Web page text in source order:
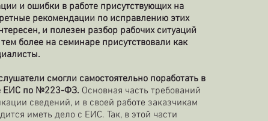
и ошибки в работе присутствующих на
рекомендации по исправлению этих
и полезен разбор рабочих ситуаций
более на семинаре присутствовали как
смогли самостоятельно поработать в
ЕИС по №223-ФЗ. Основная часть требований
сведений, и в своей работе заказчикам
иметь дело с ЕИС. Так, в этой части